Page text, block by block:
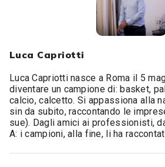
Luca Capriotti
Luca Capriotti nasce a Roma il 5
diventare un campione di: basket,
calcio, calcetto. Si appassiona alla
sin da subito, raccontando le
sue). Dagli amici ai professionisti,
A: i campioni, alla fine, li ha